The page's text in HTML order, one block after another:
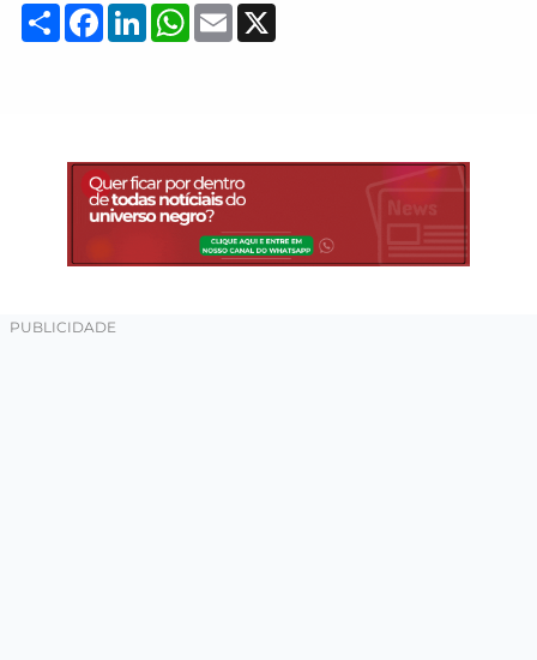
Compartilhar
Facebook
LinkedInWhatsApp
Email